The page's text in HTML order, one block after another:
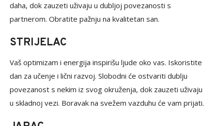
daha, dok zauzeti uživaju u dubljoj povezanosti s
partnerom. Obratite pažnju na kvalitetan san.
STRIJELAC
Vaš optimizam i energija inspirišu ljude oko vas. Iskoristite
dan za učenje i lični razvoj. Slobodni će ostvariti dublju
povezanost s nekim iz svog okruženja, dok zauzeti uživaju
u skladnoj vezi. Boravak na svežem vazduhu će vam prijati.